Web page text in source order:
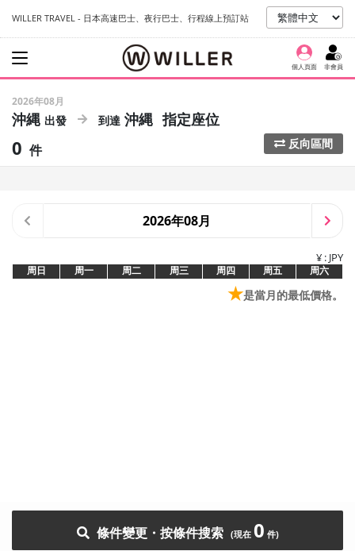
WILLER TRAVEL - 日本高速巴士、夜行巴士、行程線上預訂站
個人頁面 非會員
2026年08月
沖縄 沖縄 指定座位
0 件 反向區間
2026年08月
¥ : JPY
周日 周一 周二 周三 周四 周五 周六
★是當月的最低價格。
條件變更・按條件搜索 0